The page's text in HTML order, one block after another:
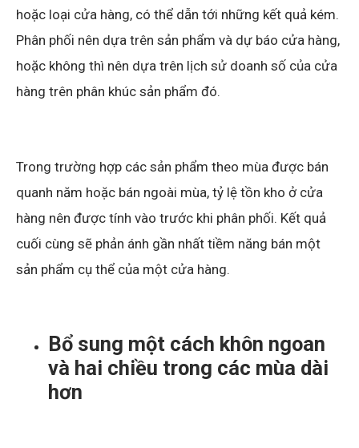
hoặc loại cửa hàng, có thể dẫn tới những kết quả kém.
Phân phối nên dựa trên sản phẩm và dự báo cửa hàng,
hoặc không thì nên dựa trên lịch sử doanh số của cửa
hàng trên phân khúc sản phẩm đó.
Trong trường hợp các sản phẩm theo mùa được bán
quanh năm hoặc bán ngoài mùa, tỷ lệ tồn kho ở cửa
hàng nên được tính vào trước khi phân phối. Kết quả
cuối cùng sẽ phản ánh gần nhất tiềm năng bán một
sản phẩm cụ thể của một cửa hàng.
Bổ sung một cách khôn ngoan
và hai chiều trong các mùa dài
hơn